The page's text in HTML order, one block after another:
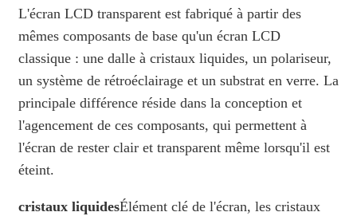
L'écran LCD transparent est fabriqué à partir des
mêmes composants de base qu'un écran LCD
classique : une dalle à cristaux liquides, un polariseur,
un système de rétroéclairage et un substrat en verre. La
principale différence réside dans la conception et
l'agencement de ces composants, qui permettent à
l'écran de rester clair et transparent même lorsqu'il est
éteint.
cristaux liquidesÉlément clé de l'écran, les cristaux